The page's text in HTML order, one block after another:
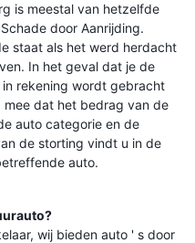
is meestal van hetzelfde
door Aanrijding.
staat als het werd herdacht
In het geval dat je de
rekening wordt gebracht
dat het bedrag van de
auto categorie en de
de storting vindt u in de
auto.
wij bieden auto ' s door